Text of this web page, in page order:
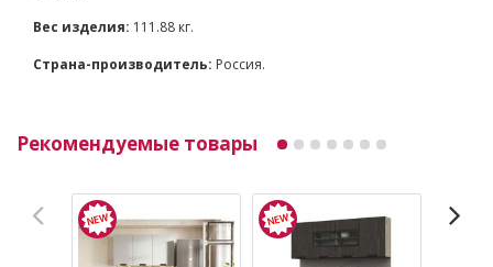
Вес изделия: 111.88 кг.
Страна-производитель: Россия.
Рекомендуемые товары